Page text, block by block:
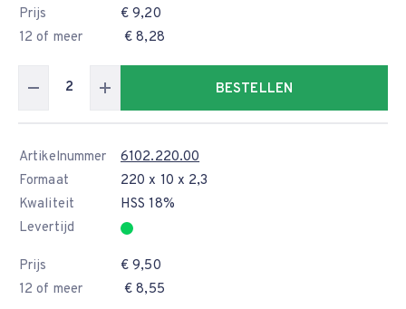
Prijs
€ 9,20
12 of meer
€ 8,28
BESTELLEN
Artikelnummer
6102.220.00
Formaat
220 x 10 x 2,3
Kwaliteit
HSS 18%
Levertijd
Prijs
€ 9,50
12 of meer
€ 8,55